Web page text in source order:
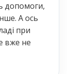
допомоги,
А ось
при
вже не